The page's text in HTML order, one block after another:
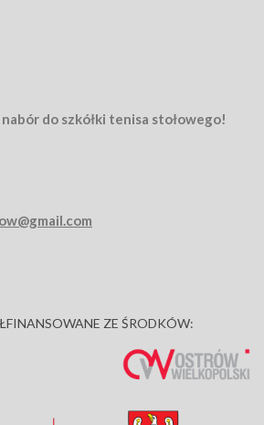
do szkółki tenisa stołowego!
ZE ŚRODKÓW: